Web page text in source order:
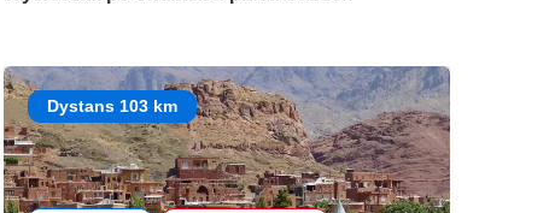
Dystans 103 km